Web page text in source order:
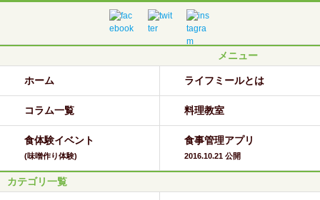
メニュー
ホーム ライフミールとは
コラム一覧 料理教室
食体験イベント
(味噌作り体験)
食事管理アプリ
2016.10.21 公開
カテゴリ一覧